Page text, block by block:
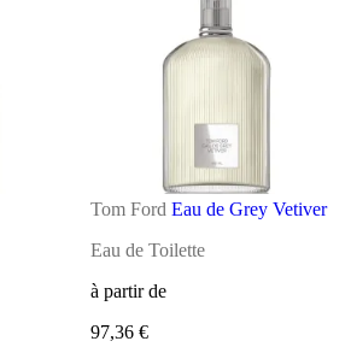
Tom Ford Eau de Grey Vetiver
Eau de Toilette
à partir de
97,36 €